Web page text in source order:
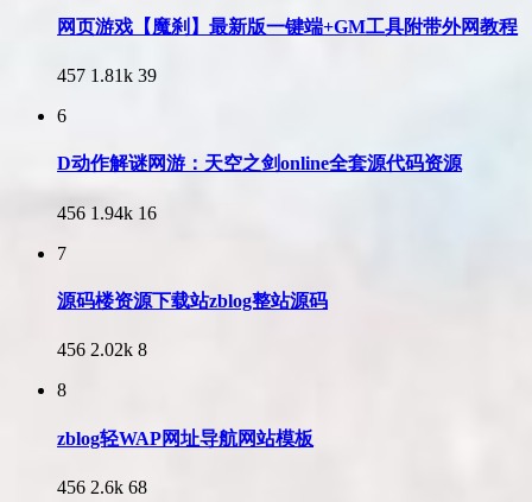
网页游戏【魔刹】最新版一键端+GM工具附带外网教程
457 1.81k 39
6
D动作解谜网游：天空之剑online全套源代码资源
456 1.94k 16
7
源码楼资源下载站zblog整站源码
456 2.02k 8
8
zblog轻WAP网址导航网站模板
456 2.6k 68